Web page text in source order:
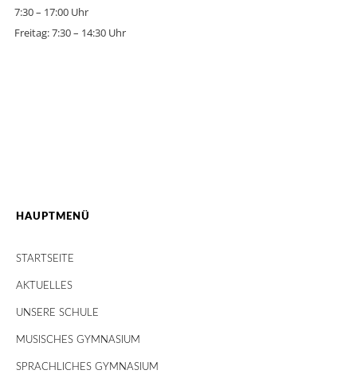
7:30 – 17:00 Uhr
Freitag: 7:30 – 14:30 Uhr
HAUPTMENÜ
STARTSEITE
AKTUELLES
UNSERE SCHULE
MUSISCHES GYMNASIUM
SPRACHLICHES GYMNASIUM